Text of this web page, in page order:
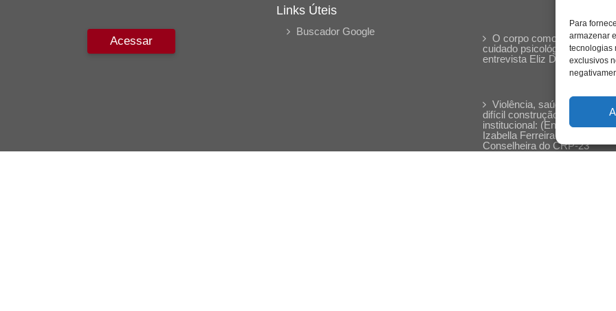
Para
armazenar
tecnologias
exclusivos
Acessar
Links Úteis
Buscador Google
O corpo como expressão
cuidado psicológico:
entrevista Eliz Dorneles
Violência, saúde mental e a
difícil construção do
institucional: (En)cena
Izabella Ferreira dos Santos,
Conselheira do CRP-23